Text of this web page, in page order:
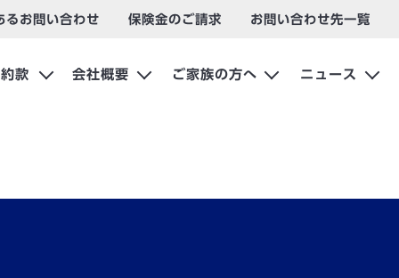
るお問い合わせ 保険金のご請求 お問い合わせ先一覧
約款 会社概要 ご家族の方へ ニュース